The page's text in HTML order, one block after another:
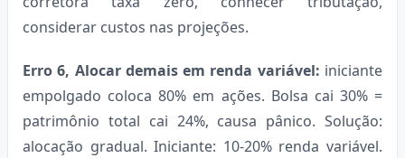
considerar custos nas projeções.
Erro 6, Alocar demais em renda variável: iniciante
empolgado coloca 80% em ações. Bolsa cai 30% =
patrimônio total cai 24%, causa pânico. Solução:
alocação gradual. Iniciante: 10-20% renda variável.